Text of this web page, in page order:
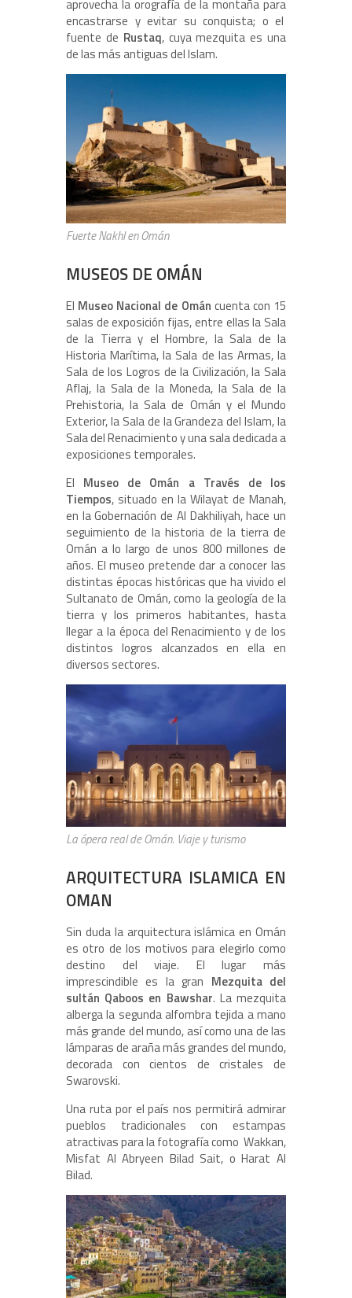
aprovecha la orografía de la montaña para
encastrarse y evitar su conquista; o el
fuente de Rustaq, cuya mezquita es una
de las más antiguas del Islam.
Fuerte Nakhl en Omán
MUSEOS DE OMÁN
El Museo Nacional de Omán cuenta con 15
salas de exposición fijas, entre ellas la Sala
de la Tierra y el Hombre, la Sala de la
Historia Marítima, la Sala de las Armas, la
Sala de los Logros de la Civilización, la Sala
Aflaj, la Sala de la Moneda, la Sala de la
Prehistoria, la Sala de Omán y el Mundo
Exterior, la Sala de la Grandeza del Islam, la
Sala del Renacimiento y una sala dedicada a
exposiciones temporales.
El Museo de Omán a Través de los
Tiempos, situado en la Wilayat de Manah,
en la Gobernación de Al Dakhiliyah, hace un
seguimiento de la historia de la tierra de
Omán a lo largo de unos 800 millones de
años. El museo pretende dar a conocer las
distintas épocas históricas que ha vivido el
Sultanato de Omán, como la geología de la
tierra y los primeros habitantes, hasta
llegar a la época del Renacimiento y de los
distintos logros alcanzados en ella en
diversos sectores.
La ópera real de Omán. Viaje y turismo
ARQUITECTURA ISLAMICA EN
OMAN
Sin duda la arquitectura islámica en Omán
es otro de los motivos para elegirlo como
destino del viaje. El lugar más
imprescindible es la gran Mezquita del
sultán Qaboos en Bawshar. La mezquita
alberga la segunda alfombra tejida a mano
más grande del mundo, así como una de las
lámparas de araña más grandes del mundo,
decorada con cientos de cristales de
Swarovski.
Una ruta por el país nos permitirá admirar
pueblos tradicionales con estampas
atractivas para la fotografía como Wakkan,
Misfat Al Abryeen Bilad Sait, o Harat Al
Bilad.